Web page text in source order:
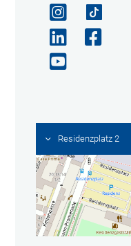
Residenzplatz 2